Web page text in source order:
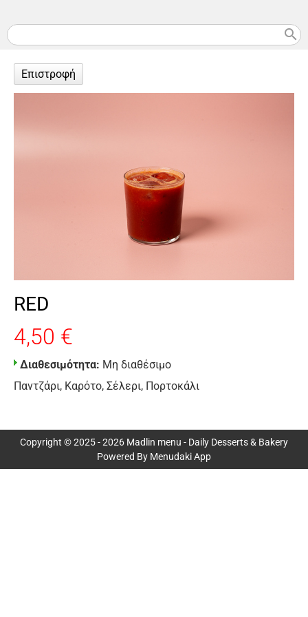
search
Επιστροφή
RED
4,50 €
Διαθεσιμότητα: Μη διαθέσιμο
Παντζάρι, Καρότο, Σέλερι, Πορτοκάλι
Copyright © 2025 - 2026 Madlin menu - Daily Desserts & Bakery
Powered By Menudaki App